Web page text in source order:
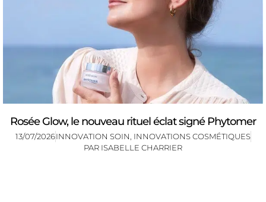
Rosée Glow, le nouveau rituel éclat signé Phytomer
13/07/2026INNOVATION SOIN, INNOVATIONS COSMÉTIQUES
PAR ISABELLE CHARRIER